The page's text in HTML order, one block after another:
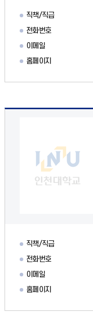
직책/직급
전화번호
이메일
홈페이지
직책/직급
전화번호
이메일
홈페이지